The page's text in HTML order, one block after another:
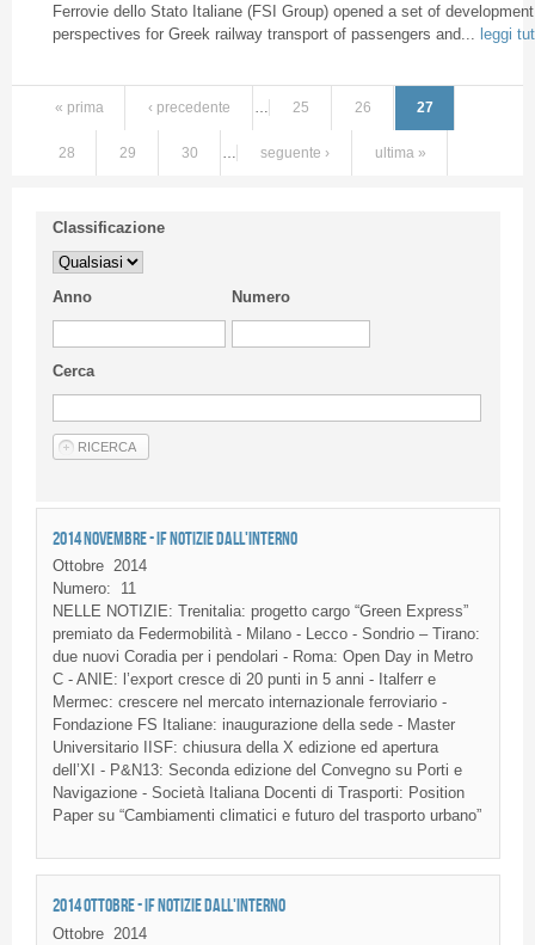
Ferrovie dello Stato Italiane (FSI Group) opened a set of development
perspectives for Greek railway transport of passengers and... leggi
« prima ‹ precedente … 25 26 27
28 29 30 … seguente › ultima »
Classificazione
Anno Numero
Cerca
2014 NOVEMBRE - IF NOTIZIE DALL'INTERNO
Ottobre 2014
Numero:
11
NELLE NOTIZIE: Trenitalia: progettocargo “Green Express”
premiato da Federmobilità- Milano - Lecco- Sondrio– Tirano:
due nuovi Coradiaper i pendolari - Roma: Open Day in Metro
C - ANIE: l’export cresce di 20 punti in 5 anni - Italferre
Mermec: crescere nel mercato internazionale ferroviario-
Fondazione FS Italiane: inaugurazione della sede- Master
Universitario
IISF: chiusura dellaX edizione ed apertura
dell’XI - P&N13: Seconda edizionedel Convegno su Porti e
Navigazione- Società Italiana Docenti di Trasporti: Position
Paper su “Cambiamenti climatici e futurodel trasporto urbano”
2014 OTTOBRE - IF NOTIZIE DALL'INTERNO
Ottobre 2014